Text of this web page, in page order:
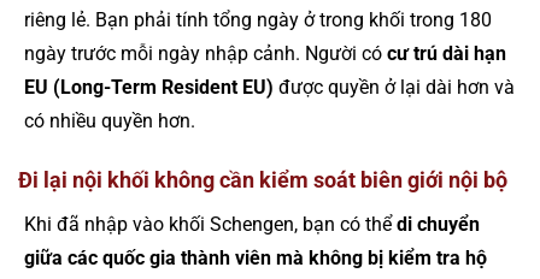
riêng lẻ. Bạn phải tính tổng ngày ở trong khối trong 180
ngày trước mỗi ngày nhập cảnh. Người có cư trú dài hạn
EU (Long-Term Resident EU) được quyền ở lại dài hơn và
có nhiều quyền hơn.
Đi lại nội khối không cần kiểm soát biên giới nội bộ
Khi đã nhập vào khối Schengen, bạn có thể di chuyển
giữa các quốc gia thành viên mà không bị kiểm tra hộ